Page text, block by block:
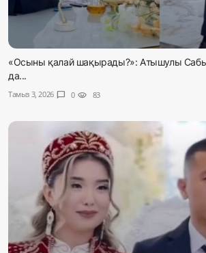
«Осыны қалай шақырады?»: Атышулы
да...
Тамыз 3, 2026 chat_bubble 0 visibility 83